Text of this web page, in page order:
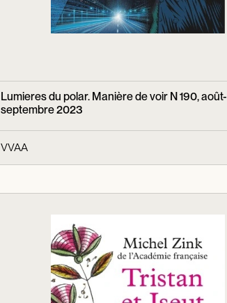
Lumieres du polar. Manière de voir N 190, août-
septembre 2023
VVAA